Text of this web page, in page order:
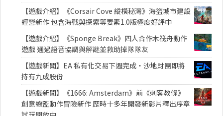
【遊戲介紹】《Corsair Cove 縱橫秘灣》海盜城市建設
經營新作 包含海戰與探索等要素1.0版極度好評中
【遊戲介紹】《Sponge Break》四人合作木筏舟動作
遊戲 通過語音協調與解謎並救助掉隊隊友
【遊戲新聞】EA 私有化交易下週完成・沙地財團即將
持有九成股份
【遊戲新聞】《1666: Amsterdam》前《刺客教條》
創意總監動作冒險新作 歷時十多年開發新影片釋出序章